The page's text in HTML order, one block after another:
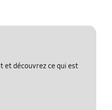
et découvrez ce qui est